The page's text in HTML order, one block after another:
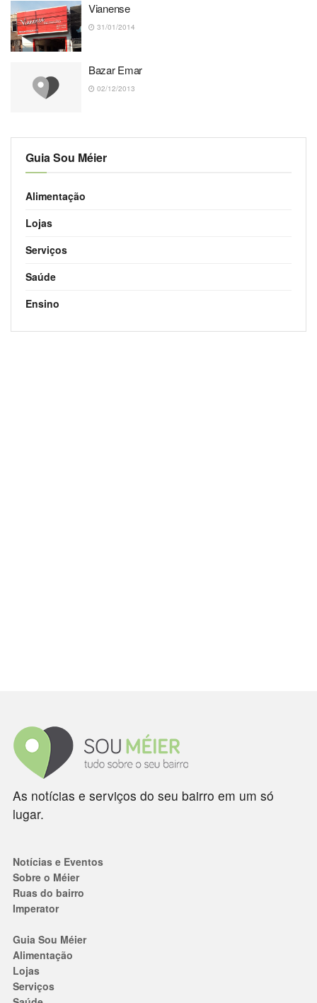
Vianense
31/01/2014
Bazar Emar
02/12/2013
Guia Sou Méier
Alimentação
Lojas
Serviços
Saúde
Ensino
As notícias e serviços do seu bairro em um só
lugar.
Notícias e Eventos
Sobre o Méier
Ruas do bairro
Imperator
Guia Sou Méier
Alimentação
Lojas
Serviços